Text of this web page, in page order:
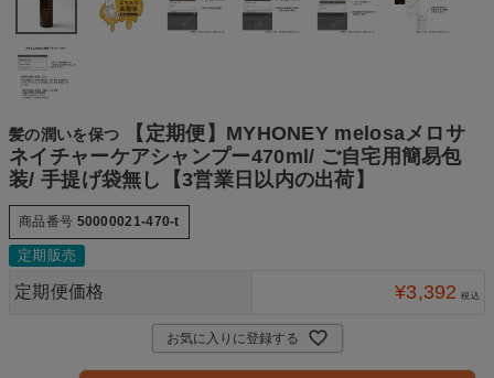
髪の潤いを保つ
【定期便】MYHONEY melosaメロサ
ネイチャーケアシャンプー470ml/ ご自宅用簡易包
装/ 手提げ袋無し【3営業日以内の出荷】
商品番号 50000021-470-t
定期販売
定期便価格 ¥3,392 税込
お気に入りに登録する